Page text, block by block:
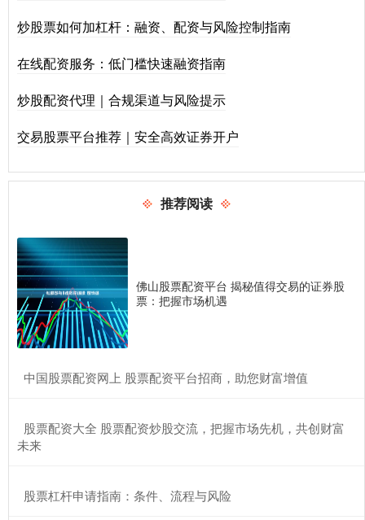
炒股票如何加杠杆：融资、配资与风险控制指南
在线配资服务：低门槛快速融资指南
炒股配资代理｜合规渠道与风险提示
交易股票平台推荐｜安全高效证券开户
推荐阅读
佛山股票配资平台 揭秘值得交易的证券股
票：把握市场机遇
​中国股票配资网上 股票配资平台招商，助您财富增值
​股票配资大全 股票配资炒股交流，把握市场先机，共创财富
未来
​股票杠杆申请指南：条件、流程与风险